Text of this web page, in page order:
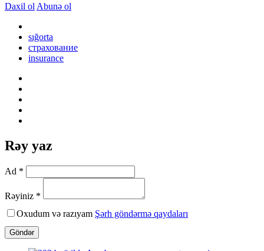
Daxil ol Abunə ol
sığorta
страхование
insurance
Rəy yaz
Ad *
Rəyiniz *
Oxudum və razıyam Şərh göndərmə qaydaları
Göndər